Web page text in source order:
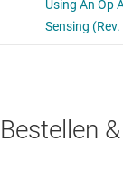
Bestellen